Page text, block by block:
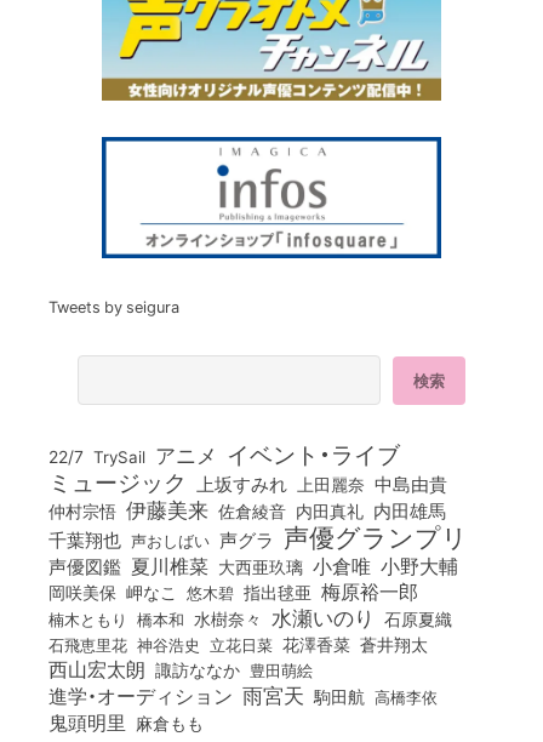
Tweets by seigura
22/7 TrySail アニメ イベント・ライブ
ミュージック 上坂すみれ 上田麗奈 中島由貴
仲村宗悟 伊藤美来 佐倉綾音 内田真礼 内田雄馬
千葉翔也 声おしばい 声グラ 声優グランプリ
声優図鑑 夏川椎菜 大西亜玖璃 小倉唯 小野大輔
岡咲美保 岬なこ 悠木碧 指出毬亜 梅原裕一郎
楠木ともり 橋本和 水樹奈々 水瀬いのり 石原夏織
石飛恵里花 神谷浩史 立花日菜 花澤香菜 蒼井翔太
西山宏太朗 諏訪ななか 豊田萌絵
進学・オーディション 雨宮天 駒田航 高橋李依
鬼頭明里 麻倉もも